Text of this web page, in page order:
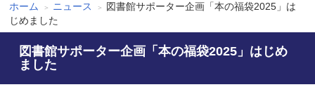
パ
ン
く
ず
ホーム ニュース
図書館サポーター企画「本の福袋2025」は
じめました
図書館サポーター企画「本の福袋2025」はじめ
ました